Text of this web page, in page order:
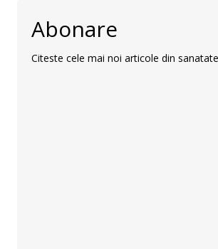
Abonare
Citeste cele mai noi articole din